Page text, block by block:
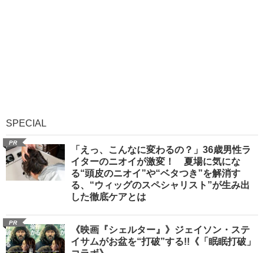
SPECIAL
PR
「えっ、こんなに変わるの？」36歳男性ラ
イターのニオイが激変！ 夏場に気にな
る“頭皮のニオイ”や“ベタつき”を解消す
る、“ウィッグのスペシャリスト”が生み出
した徹底ケアとは
PR
《映画『シェルター』》ジェイソン・ステ
イサムがお盆を“打破”する!!《「眠眠打破」